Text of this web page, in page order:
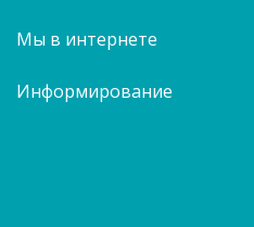
Мы в интернете
Информирование